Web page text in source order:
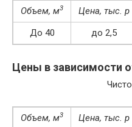
Объем, м3
Цена, тыс. р
До 40
до 2,5
Цены в зависимости
Объем, м3
Цена, тыс. р